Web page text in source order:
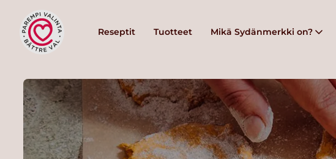
Reseptit Tuotteet Mikä Sydänmerkki on?